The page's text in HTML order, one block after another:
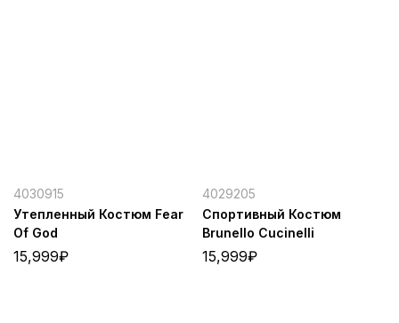
4030915
Утепленный Костюм Fear
Of God
15,999₽
4029205
Спортивный Костюм
Brunello Cucinelli
15,999₽